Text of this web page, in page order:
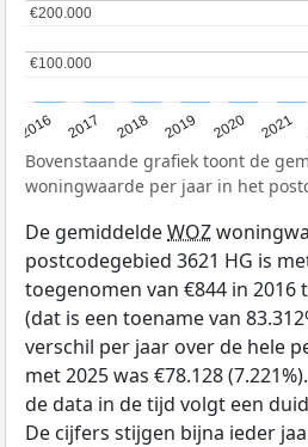
2016 2017 2018 2019 2020 2021
€100.000
€100.000
€200.000
€200.000
Bovenstaande grafiek toont de
woningwaarde per jaar in het
De gemiddeldeWOZ
postcodegebied 3621 HG is
toegenomen van €844 in 2016
(dat is een toename van
verschil per jaar over de hele
met 2025 was €78.128
de data in de tijd volgt een
De cijfers stijgen bijna ieder